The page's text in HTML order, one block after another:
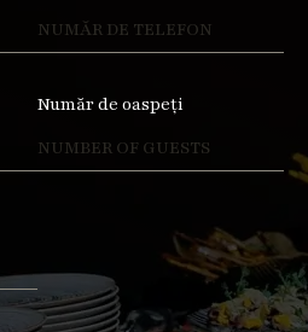
Număr de oaspeți